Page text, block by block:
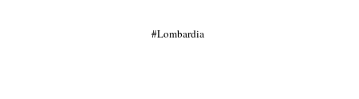
Lombardia